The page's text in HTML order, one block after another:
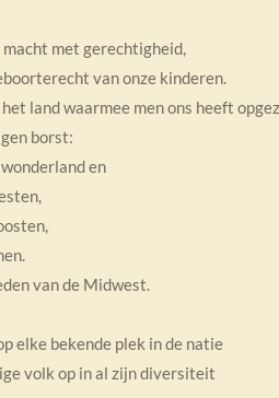
met gerechtigheid,
van onze kinderen.
land waarmee men ons heeft
borst:
en
van de Midwest.
elke bekende plek in de natie
volk op in al zijn diversiteit